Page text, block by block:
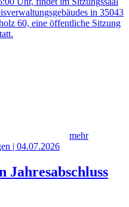
in 35043
60, eine öffentliche Sitzung
mehr
| 04.07.2026
Jahresabschluss